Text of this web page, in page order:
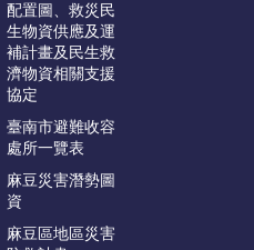
配置圖、救災民
生物資供應及運
補計畫及民生救
濟物資相關支援
協定
臺南市避難收容
處所一覽表
麻豆災害潛勢圖
資
麻豆區地區災害